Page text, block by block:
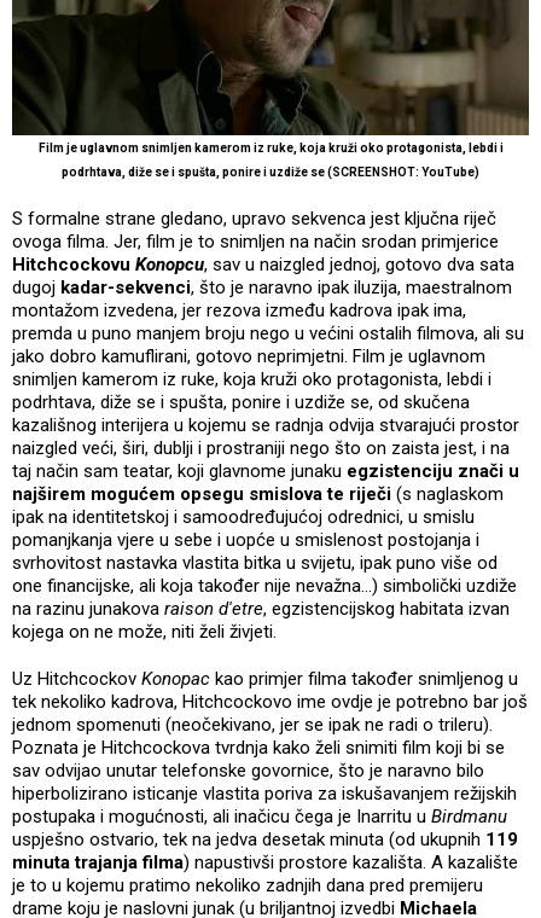
Film je uglavnom snimljen kamerom iz ruke, koja kruži oko protagonista, lebdi i
podrhtava, diže se i spušta, ponire i uzdiže se (SCREENSHOT: YouTube)
S formalne strane gledano, upravo sekvenca jest ključna riječ
ovoga filma. Jer, film je to snimljen na način srodan primjerice
Hitchcockovu Konopcu, sav u naizgled jednoj, gotovo dva sata
dugoj kadar-sekvenci, što je naravno ipak iluzija, maestralnom
montažom izvedena, jer rezova između kadrova ipak ima,
premda u puno manjem broju nego u većini ostalih filmova, ali su
jako dobro kamuflirani, gotovo neprimjetni. Film je uglavnom
snimljen kamerom iz ruke, koja kruži oko protagonista, lebdi i
podrhtava, diže se i spušta, ponire i uzdiže se, od skučena
kazališnog interijera u kojemu se radnja odvija stvarajući prostor
naizgled veći, širi, dublji i prostraniji nego što on zaista jest, i na
taj način sam teatar, koji glavnome junaku egzistenciju znači u
najširem mogućem opsegu smislova te riječi (s naglaskom
ipak na identitetskoj i samoodređujućoj odrednici, u smislu
pomanjkanja vjere u sebe i uopće u smislenost postojanja i
svrhovitost nastavka vlastita bitka u svijetu, ipak puno više od
one financijske, ali koja također nije nevažna...) simbolički uzdiže
na razinu junakova raison d'etre, egzistencijskog habitata izvan
kojega on ne može, niti želi živjeti.
Uz Hitchcockov Konopac kao primjer filma također snimljenog u
tek nekoliko kadrova, Hitchcockovo ime ovdje je potrebno bar još
jednom spomenuti (neočekivano, jer se ipak ne radi o trileru).
Poznata je Hitchcockova tvrdnja kako želi snimiti film koji bi se
sav odvijao unutar telefonske govornice, što je naravno bilo
hiperbolizirano isticanje vlastita poriva za iskušavanjem režijskih
postupaka i mogućnosti, ali inačicu čega je Inarritu u Birdmanu
uspješno ostvario, tek na jedva desetak minuta (od ukupnih 119
minuta trajanja filma) napustivši prostore kazališta. A kazalište
je to u kojemu pratimo nekoliko zadnjih dana pred premijeru
drame koju je naslovni junak (u briljantnoj izvedbi Michaela